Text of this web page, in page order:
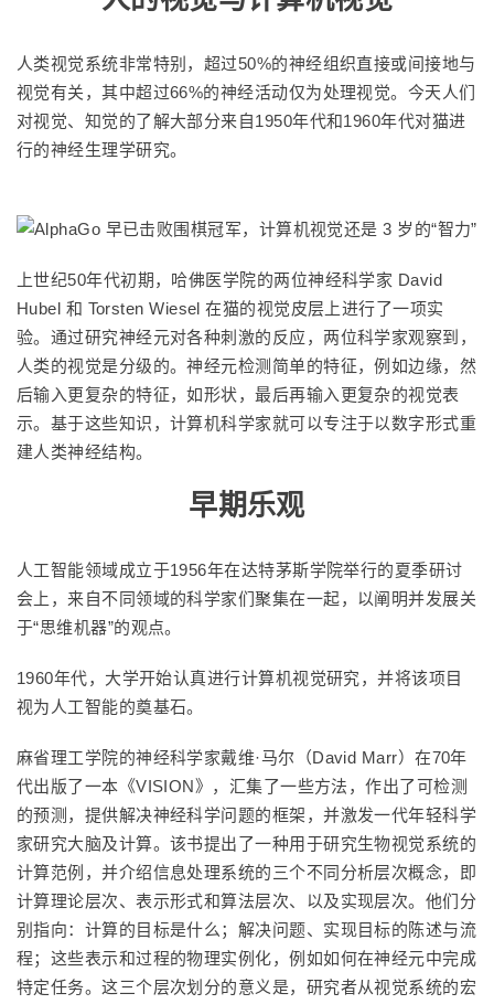
人类视觉系统非常特别，超过50%的神经组织直接或间接地与
视觉有关，其中超过66%的神经活动仅为处理视觉。今天人们
对视觉、知觉的了解大部分来自1950年代和1960年代对猫进
行的神经生理学研究。
上世纪50年代初期，哈佛医学院的两位神经科学家 David
Hubel 和 Torsten Wiesel 在猫的视觉皮层上进行了一项实
验。通过研究神经元对各种刺激的反应，两位科学家观察到，
人类的视觉是分级的。神经元检测简单的特征，例如边缘，然
后输入更复杂的特征，如形状，最后再输入更复杂的视觉表
示。基于这些知识，计算机科学家就可以专注于以数字形式重
建人类神经结构。
早期乐观
人工智能领域成立于1956年在达特茅斯学院举行的夏季研讨
会上，来自不同领域的科学家们聚集在一起，以阐明并发展关
于“思维机器”的观点。
1960年代，大学开始认真进行计算机视觉研究，并将该项目
视为人工智能的奠基石。
麻省理工学院的神经科学家戴维·马尔（David Marr）在70年
代出版了一本《VISION》，汇集了一些方法，作出了可检测
的预测，提供解决神经科学问题的框架，并激发一代年轻科学
家研究大脑及计算。该书提出了一种用于研究生物视觉系统的
计算范例，并介绍信息处理系统的三个不同分析层次概念，即
计算理论层次、表示形式和算法层次、以及实现层次。他们分
别指向：计算的目标是什么；解决问题、实现目标的陈述与流
程；这些表示和过程的物理实例化，例如如何在神经元中完成
特定任务。这三个层次划分的意义是，研究者从视觉系统的宏